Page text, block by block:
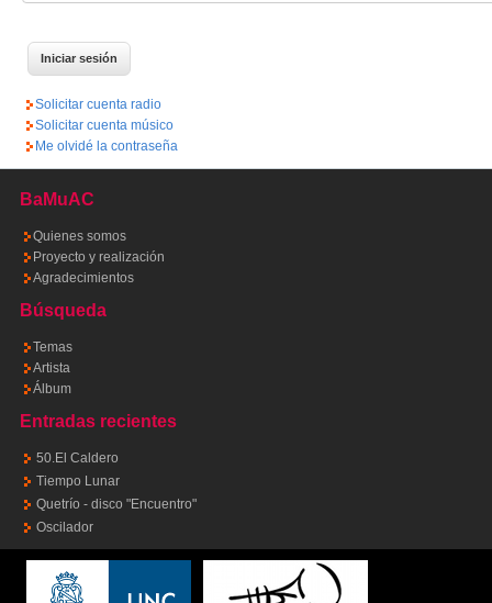
Solicitar cuenta radio
Solicitar cuenta músico
Me olvidé la contraseña
BaMuAC
Quienes somos
Proyecto y realización
Agradecimientos
Búsqueda
Temas
Artista
Álbum
Entradas recientes
50.El Caldero
Tiempo Lunar
Quetrío - disco "Encuentro"
Oscilador